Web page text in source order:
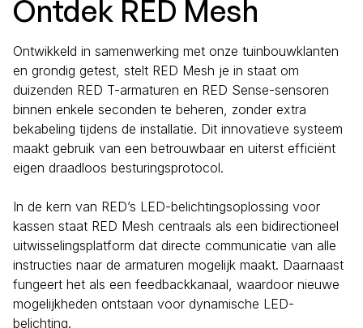
Ontdek RED Mesh
Ontwikkeld in samenwerking met onze tuinbouwklanten
en grondig getest, stelt RED Mesh je in staat om
duizenden RED T-armaturen en RED Sense-sensoren
binnen enkele seconden te beheren, zonder extra
bekabeling tijdens de installatie. Dit innovatieve systeem
maakt gebruik van een betrouwbaar en uiterst efficiënt
eigen draadloos besturingsprotocol.
In de kern van RED’s LED-belichtingsoplossing voor
kassen staat RED Mesh centraals als een bidirectioneel
uitwisselingsplatform dat directe communicatie van alle
instructies naar de armaturen mogelijk maakt. Daarnaast
fungeert het als een feedbackkanaal, waardoor nieuwe
mogelijkheden ontstaan voor dynamische LED-
belichting.